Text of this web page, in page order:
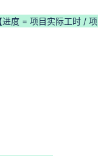
度 = 项目实际工时 / 项